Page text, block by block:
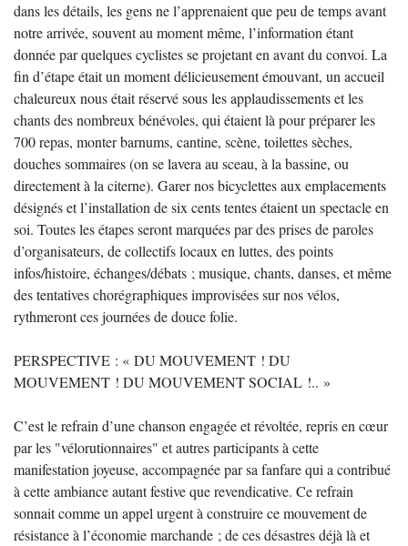
dans les détails, les gens ne l’apprenaient que peu de temps avant
notre arrivée, souvent au moment même, l’information étant
donnée par quelques cyclistes se projetant en avant du convoi. La
fin d’étape était un moment délicieusement émouvant, un accueil
chaleureux nous était réservé sous les applaudissements et les
chants des nombreux bénévoles, qui étaient là pour préparer les
700 repas, monter barnums, cantine, scène, toilettes sèches,
douches sommaires (on se lavera au sceau, à la bassine, ou
directement à la citerne). Garer nos bicyclettes aux emplacements
désignés et l’installation de six cents tentes étaient un spectacle en
soi. Toutes les étapes seront marquées par des prises de paroles
d’organisateurs, de collectifs locaux en luttes, des points
infos/histoire, échanges/débats ; musique, chants, danses, et même
des tentatives chorégraphiques improvisées sur nos vélos,
rythmeront ces journées de douce folie.
PERSPECTIVE : « DU MOUVEMENT ! DU
MOUVEMENT ! DU MOUVEMENT SOCIAL !.. »
C’est le refrain d’une chanson engagée et révoltée, repris en cœur
par les "vélorutionnaires" et autres participants à cette
manifestation joyeuse, accompagnée par sa fanfare qui a contribué
à cette ambiance autant festive que revendicative. Ce refrain
sonnait comme un appel urgent à construire ce mouvement de
résistance à l’économie marchande ; de ces désastres déjà là et